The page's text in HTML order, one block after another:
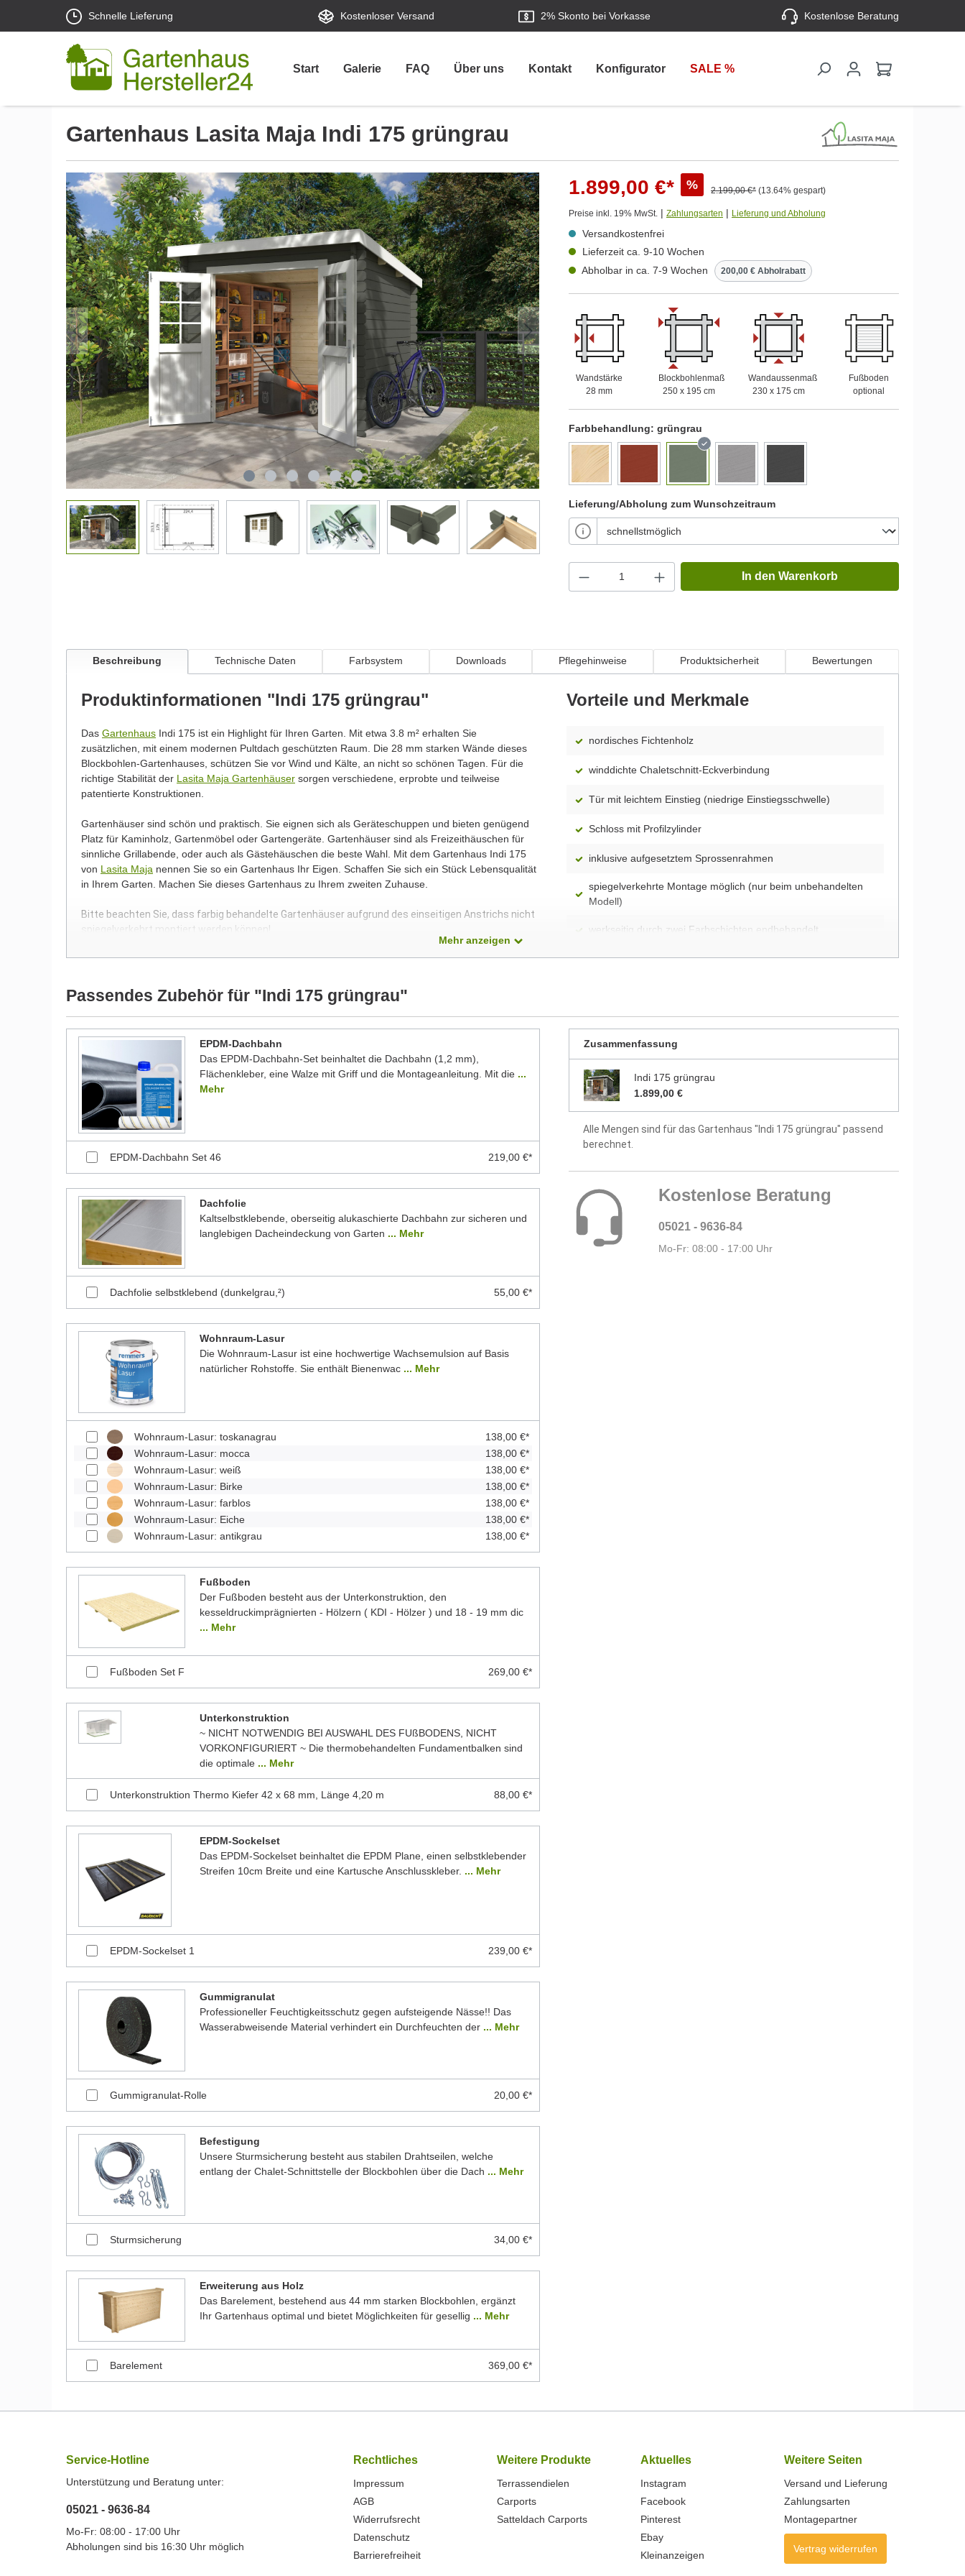
Schnelle Lieferung Kostenloser Versand 2% Skonto bei Vorkasse Kostenlose Beratung
Start Galerie FAQ Über uns Kontakt Konfigurator SALE %
Gartenhaus Lasita Maja Indi 175 grüngrau
1.899,00 €* % 2.199,00 €* (13.64% gespart)
Preise inkl. 19% MwSt. | Zahlungsarten | Lieferung und Abholung
Versandkostenfrei
Lieferzeit ca. 9-10 Wochen
Abholbar in ca. 7-9 Wochen
200,00 € Abholrabatt
Wandstärke
28 mm
Blockbohlenmaß
250 x 195 cm
Wandaussenmaß
230 x 175 cm
Fußboden
optional
Farbbehandlung: grüngrau
Lieferung/Abholung zum Wunschzeitraum
In den Warenkorb
Beschreibung Technische Daten Farbsystem Downloads Pflegehinweise Produktsicherheit Bewertungen
Produktinformationen "Indi 175 grüngrau"
Das Gartenhaus Indi 175 ist ein Highlight für Ihren Garten. Mit etwa 3.8 m² erhalten Sie
zusätzlichen, mit einem modernen Pultdach geschützten Raum. Die 28 mm starken Wände dieses
Blockbohlen-Gartenhauses, schützen Sie vor Wind und Kälte, an nicht so schönen Tagen. Für die
richtige Stabilität der Lasita Maja Gartenhäuser sorgen verschiedene, erprobte und teilweise
patentierte Konstruktionen.
Gartenhäuser sind schön und praktisch. Sie eignen sich als Geräteschuppen und bieten genügend
Platz für Kaminholz, Gartenmöbel oder Gartengeräte. Gartenhäuser sind als Freizeithäuschen für
sinnliche Grillabende, oder auch als Gästehäuschen die beste Wahl. Mit dem Gartenhaus Indi 175
von Lasita Maja nennen Sie so ein Gartenhaus Ihr Eigen. Schaffen Sie sich ein Stück Lebensqualität
in Ihrem Garten. Machen Sie dieses Gartenhaus zu Ihrem zweiten Zuhause.
Bitte beachten Sie, dass farbig behandelte Gartenhäuser aufgrund des einseitigen Anstrichs nicht
spiegelverkehrt montiert werden können!
Wir möchten Sie an dieser Stelle darauf hinweisen, dass alle Produkte ständig weiterentwickelt
Bilder unserer Kunden stellen teilweise modifizierte Modelle dar. Alle Maße sind Circa-Angaben.
Vorteile und Merkmale
nordisches Fichtenholz
winddichte Chaletschnitt-Eckverbindung
Tür mit leichtem Einstieg (niedrige Einstiegsschwelle)
Schloss mit Profilzylinder
inklusive aufgesetztem Sprossenrahmen
spiegelverkehrte Montage möglich (nur beim unbehandelten
Modell)
werkseitig durch zwei Farbschichten endbehandelt
idealer Schutz vor Witterungseinflüssen und Bläuepilzen
Fußboden optional
Montageanleitung und Montagematerial im Lieferumfang
enthalten
2 Jahre Herstellergarantie
Mehr anzeigen
Passendes Zubehör für "Indi 175 grüngrau"
EPDM-Dachbahn
Das EPDM-Dachbahn-Set beinhaltet die Dachbahn (1,2 mm),
Flächenkleber, eine Walze mit Griff und die Montageanleitung. Mit die ...
Mehr
EPDM-Dachbahn Set 46 219,00 €*
Dachfolie
Kaltselbstklebende, oberseitig alukaschierte Dachbahn zur sicheren und
langlebigen Dacheindeckung von Garten ... Mehr
Dachfolie selbstklebend (dunkelgrau,²) 55,00 €*
Wohnraum-Lasur
Die Wohnraum-Lasur ist eine hochwertige Wachsemulsion auf Basis
natürlicher Rohstoffe. Sie enthält Bienenwac ... Mehr
Wohnraum-Lasur: toskanagrau
138,00 €*
Wohnraum-Lasur: mocca
138,00 €*
Wohnraum-Lasur: weiß
138,00 €*
Wohnraum-Lasur: Birke
138,00 €*
Wohnraum-Lasur: farblos
138,00 €*
Wohnraum-Lasur: Eiche
138,00 €*
Wohnraum-Lasur: antikgrau
138,00 €*
Fußboden
Der Fußboden besteht aus der Unterkonstruktion, den
kesseldruckimprägnierten - Hölzern ( KDI - Hölzer ) und 18 - 19 mm dic
... Mehr
Fußboden Set F 269,00 €*
Unterkonstruktion
~ NICHT NOTWENDIG BEI AUSWAHL DES FUßBODENS, NICHT
VORKONFIGURIERT ~ Die thermobehandelten Fundamentbalken sind
die optimale ... Mehr
Unterkonstruktion Thermo Kiefer 42 x 68 mm, Länge 4,20 m 88,00 €*
EPDM-Sockelset
Das EPDM-Sockelset beinhaltet die EPDM Plane, einen selbstklebender
Streifen 10cm Breite und eine Kartusche Anschlusskleber. ... Mehr
EPDM-Sockelset 1 239,00 €*
Gummigranulat
Professioneller Feuchtigkeitsschutz gegen aufsteigende Nässe!! Das
Wasserabweisende Material verhindert ein Durchfeuchten der ... Mehr
Gummigranulat-Rolle 20,00 €*
Befestigung
Unsere Sturmsicherung besteht aus stabilen Drahtseilen, welche
entlang der Chalet-Schnittstelle der Blockbohlen über die Dach ... Mehr
Sturmsicherung 34,00 €*
Erweiterung aus Holz
Das Barelement, bestehend aus 44 mm starken Blockbohlen, ergänzt
Ihr Gartenhaus optimal und bietet Möglichkeiten für gesellig ... Mehr
Barelement 369,00 €*
Zusammenfassung
Indi 175 grüngrau
1.899,00 €
Alle Mengen sind für das Gartenhaus "Indi 175 grüngrau" passend
berechnet.
Kostenlose Beratung
05021 - 9636-84
Mo-Fr: 08:00 - 17:00 Uhr
Service-Hotline
Unterstützung und Beratung unter:
05021 - 9636-84
Mo-Fr: 08:00 - 17:00 Uhr
Abholungen sind bis 16:30 Uhr möglich
Rechtliches
Impressum
AGB
Widerrufsrecht
Datenschutz
Barrierefreiheit
Weitere Produkte
Terrassendielen
Carports
Satteldach Carports
Aktuelles
Instagram
Facebook
Pinterest
Ebay
Kleinanzeigen
Weitere Seiten
Versand und Lieferung
Zahlungsarten
Montagepartner
Vertrag widerrufen